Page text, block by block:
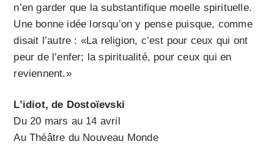
n’en garder que la substantifique moelle spirituelle.
Une bonne idée lorsqu’on y pense puisque, comme
disait l’autre : «La religion, c’est pour ceux qui ont
peur de l’enfer; la spiritualité, pour ceux qui en
reviennent.»
L’idiot, de Dostoïevski
Du 20 mars au 14 avril
Au Théâtre du Nouveau Monde